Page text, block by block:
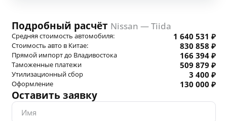
Подробный расчёт Nissan — Tiida
Средняя стоимость автомобиля: 1 640 531 ₽
Стоимость авто в Китае: 830 858 ₽
Прямой импорт до Владивостока 166 394 ₽
Таможенные платежи 509 879 ₽
Утилизационный сбор 3 400 ₽
Оформление 130 000 ₽
Оставить заявку